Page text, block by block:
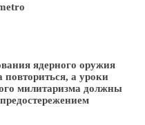
ядерного оружия
повториться, а уроки
милитаризма должны